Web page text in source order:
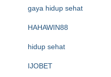
gaya hidup sehat
HAHAWIN88
hidup sehat
IJOBET